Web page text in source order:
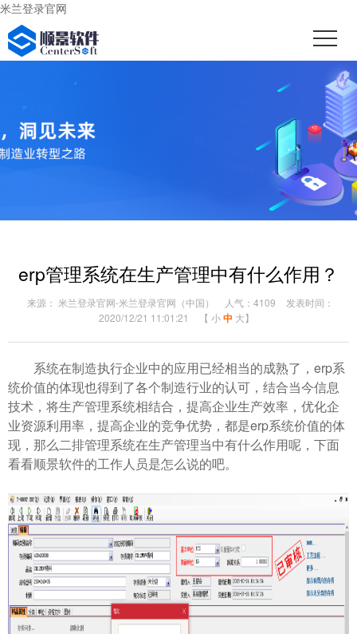
米兰登录官网
erp管理系统在生产管理中有什么作用？
来源： 米兰登录官网-米兰登录官网（中国） 人气：4109
发表时间：
2020/12/21 11:01:21
【 小中 大】
系统在制造执行企业中的应用已经相当的成熟了，erp系
统价值的体现也得到了各个制造行业的认可，结合当今信息
技术，将生产管理系统相结合，提高企业生产效率，优化企
业资源利用率，提高企业的竞争优势，都是erp系统价值的体
现，那么二排管理系统在生产管理当中有什么作用呢，下面
看看顺景软件的工作人员是怎么说的吧。